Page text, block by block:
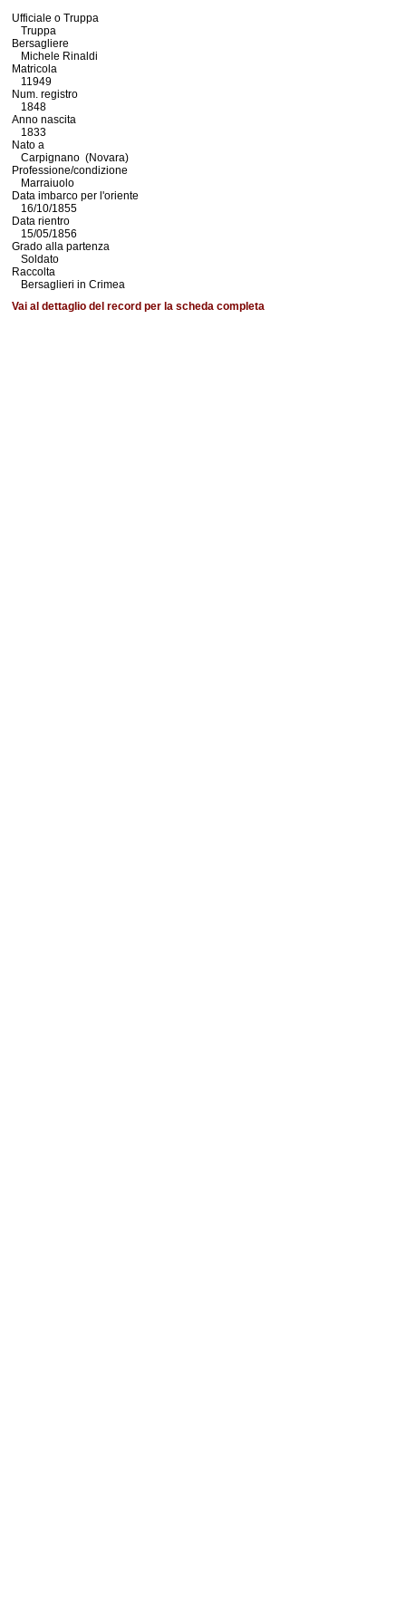
Ufficiale o Truppa
Truppa
Bersagliere
Michele Rinaldi
Matricola
11949
Num. registro
1848
Anno nascita
1833
Nato a
Carpignano (Novara)
Professione/condizione
Marraiuolo
Data imbarco per l'oriente
16/10/1855
Data rientro
15/05/1856
Grado alla partenza
Soldato
Raccolta
Bersaglieri in Crimea
Vai al dettaglio del record per la scheda completa